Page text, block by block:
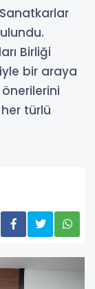
Birliği
bir araya
türlü